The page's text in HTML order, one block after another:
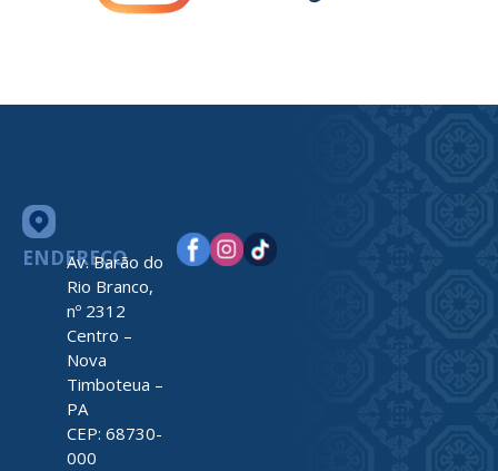
ENDEREÇO
Av. Barão do
Rio Branco,
nº 2312
Centro –
Nova
Timboteua –
PA
CEP: 68730-
000